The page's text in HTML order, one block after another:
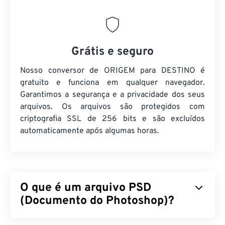
Grátis e seguro
Nosso conversor de ORIGEM para DESTINO é
gratuito e funciona em qualquer navegador.
Garantimos a segurança e a privacidade dos seus
arquivos. Os arquivos são protegidos com
criptografia SSL de 256 bits e são excluídos
automaticamente após algumas horas.
O que é um arquivo PSD
(Documento do Photoshop)?